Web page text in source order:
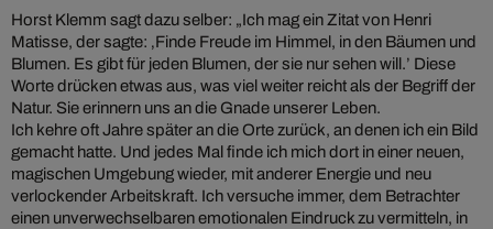
Horst Klemm sagt dazu selber: „Ich mag ein Zitat von Henri
Matisse, der sagte: ‚Finde Freude im Himmel, in den Bäumen und
Blumen. Es gibt für jeden Blumen, der sie nur sehen will.’ Diese
Worte drücken etwas aus, was viel weiter reicht als der Begriff der
Natur. Sie erinnern uns an die Gnade unserer Leben.
Ich kehre oft Jahre später an die Orte zurück, an denen ich ein Bild
gemacht hatte. Und jedes Mal finde ich mich dort in einer neuen,
magischen Umgebung wieder, mit anderer Energie und neu
verlockender Arbeitskraft. Ich versuche immer, dem Betrachter
einen unverwechselbaren emotionalen Eindruck zu vermitteln, in